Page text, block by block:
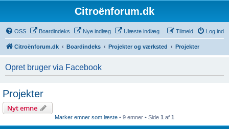
Citroënforum.dk
OSS Boardindeks Nye indlæg Ulæste indlæg Log ind
Tilmeld
Citroënforum.dk Boardindeks Projekter og værksted Projekter
Opret bruger via Facebook
Projekter
Nyt emne
Marker emner som læste • 9 emner • Side 1 af 1